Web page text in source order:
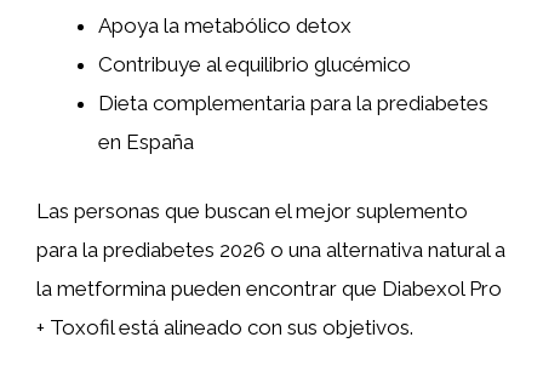
Apoya la metabólico detox
Contribuye al equilibrio glucémico
Dieta complementaria para la prediabetes
en España
Las personas que buscan el mejor suplemento
para la prediabetes 2026 o una alternativa natural a
la metformina pueden encontrar que Diabexol Pro
+ Toxofil está alineado con sus objetivos.